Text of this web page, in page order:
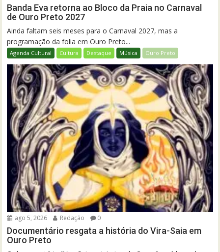
Banda Eva retorna ao Bloco da Praia no Carnaval
de Ouro Preto 2027
Ainda faltam seis meses para o Carnaval 2027, mas a
programação da folia em Ouro Preto...
Agenda Cultural Cultura Destaque Música Ouro Preto
ago 5, 2026 Redação 0
Documentário resgata a história do Vira-Saia em
Ouro Preto